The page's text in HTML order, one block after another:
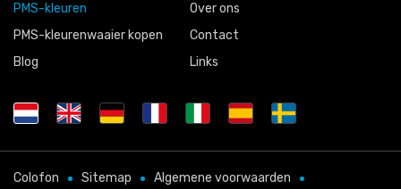
PMS-kleuren
PMS-kleurenwaaier kopen
Blog
Over ons
Contact
Links
Colofon Sitemap Algemene voorwaarden